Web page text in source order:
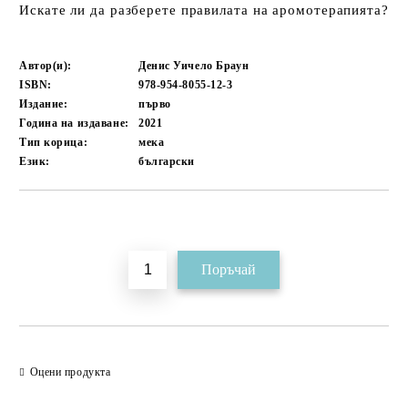
Искате ли да разберете правилата на аромотерапията?
Автор(и):
Денис Уичело Браун
ISBN:
978-954-8055-12-3
Издание:
първо
Година на издаване:
2021
Тип корица:
мека
Език:
български
Оцени продукта